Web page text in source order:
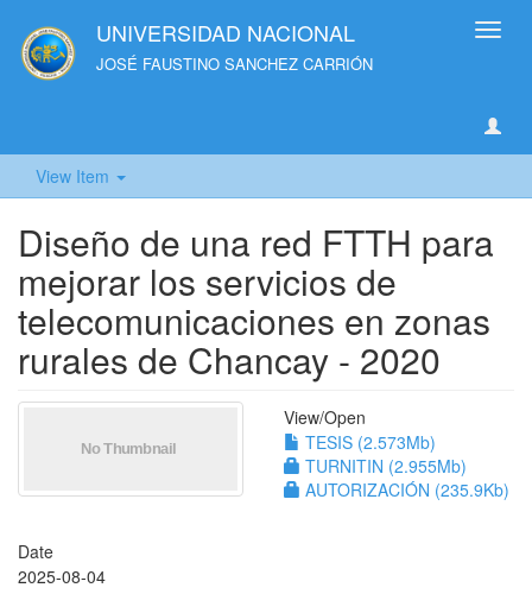
UNIVERSIDAD NACIONAL
JOSÉ FAUSTINO SANCHEZ CARRIÓN
View Item
Diseño de una red FTTH para
mejorar los servicios de
telecomunicaciones en zonas
rurales de Chancay - 2020
View/Open
TESIS (2.573Mb)
TURNITIN (2.955Mb)
AUTORIZACIÓN (235.9Kb)
Date
2025-08-04